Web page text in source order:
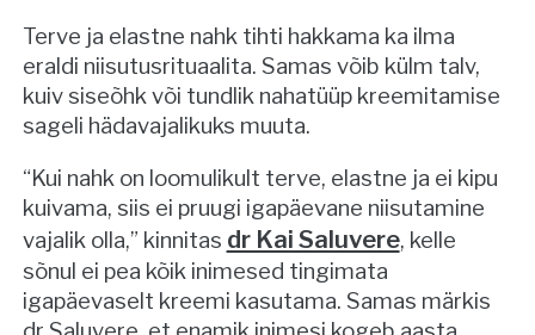
Terve ja elastne nahk tihti hakkama ka ilma
eraldi niisutusrituaalita. Samas võib külm talv,
kuiv siseõhk või tundlik nahatüüp kreemitamise
sageli hädavajalikuks muuta.
“Kui nahk on loomulikult terve, elastne ja ei kipu
kuivama, siis ei pruugi igapäevane niisutamine
vajalik olla,” kinnitas dr Kai Saluvere, kelle
sõnul ei pea kõik inimesed tingimata
igapäevaselt kreemi kasutama. Samas märkis